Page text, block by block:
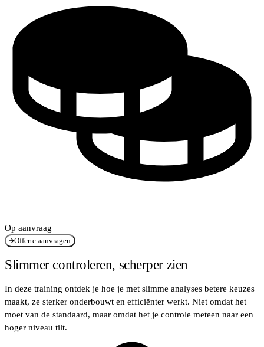
Op aanvraag
Offerte aanvragen
Slimmer controleren, scherper zien
In deze training ontdek je hoe je met slimme analyses betere keuzes
maakt, ze sterker onderbouwt en efficiënter werkt. Niet omdat het
moet van de standaard, maar omdat het je controle meteen naar een
hoger niveau tilt.